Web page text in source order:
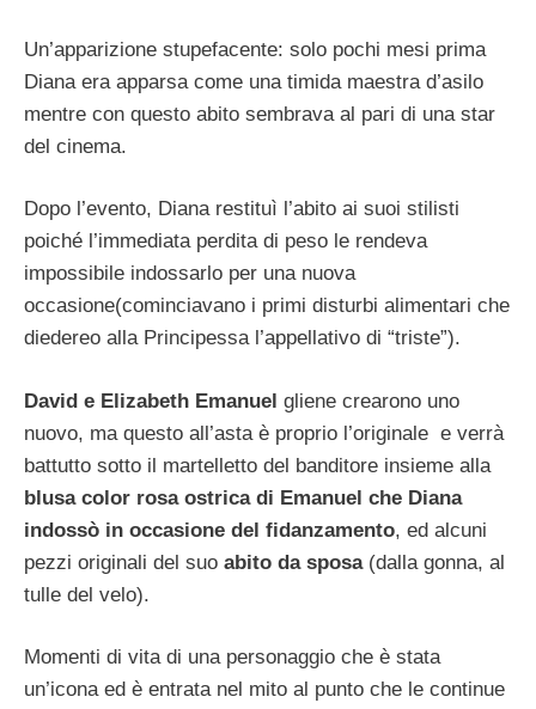
Un’apparizione stupefacente: solo pochi mesi prima
Diana era apparsa come una timida maestra d’asilo
mentre con questo abito sembrava al pari di una star
del cinema.
Dopo l’evento, Diana restituì l’abito ai suoi stilisti
poiché l’immediata perdita di peso le rendeva
impossibile indossarlo per una nuova
occasione(cominciavano i primi disturbi alimentari che
diedereo alla Principessa l’appellativo di “triste”).
David e Elizabeth Emanuel gliene crearono uno
nuovo, ma questo all’asta è proprio l’originale e verrà
battutto sotto il martelletto del banditore insieme alla
blusa color rosa ostrica di Emanuel che Diana
indossò in occasione del fidanzamento, ed alcuni
pezzi originali del suo abito da sposa(dalla gonna, al
tulle del velo).
Momenti di vita di una personaggio che è stata
un’icona ed è entrata nel mito al punto che le continue